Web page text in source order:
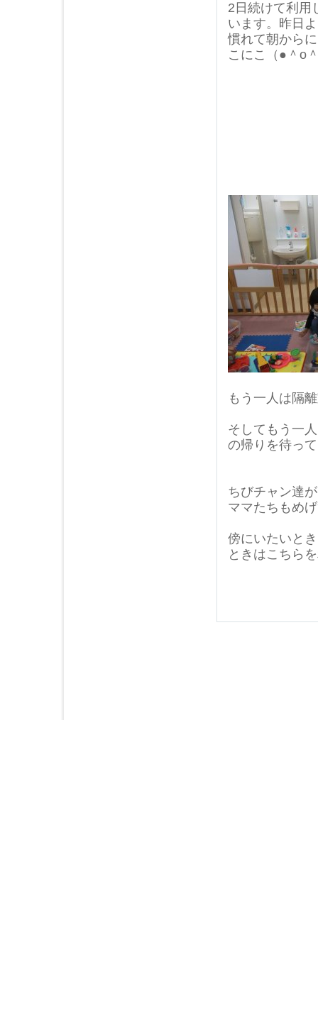
2日続けて利用
います。昨日
慣れて朝から
こにこ（●＾o
もう一人は隔
そしてもう一
の帰りを待っ
ちびチャン達
ママたちもめ
傍にいたいと
ときはこちら